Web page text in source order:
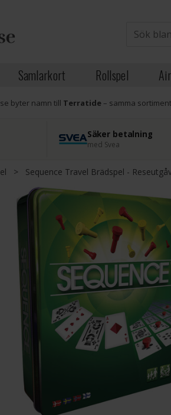
Samlarkort Rollspel
byter namn till Terratide– samma
Säker betalning
med Svea
> Sequence Travel Brädspel -